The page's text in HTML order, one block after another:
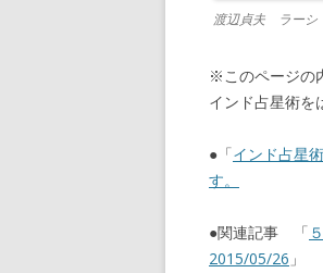
渡辺貞夫 ラーシ
※このページの
インド占星術を
●「インド占星
す。
●関連記事 「
2015/05/26 」